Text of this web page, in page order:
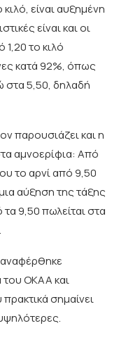
είναι αυξημένη
είναι και οι
1,20 το κιλό
κατά 92%, όπως
στα 5,50, δηλαδή
παρουσιάζει και η
αμνοερίφια: Από
το αρνί από 9,50
αύξηση της τάξης
9,50 πωλείται στα
του ΟΚΑΑ και
σημαίνει